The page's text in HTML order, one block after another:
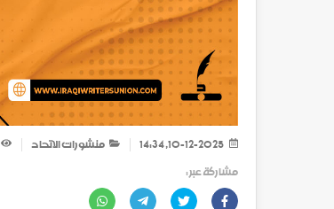
منشورات الاتحاد
مشاركة عبر :